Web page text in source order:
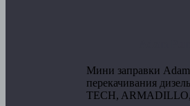
Мини заправки Adam
перекачивания
TECH,